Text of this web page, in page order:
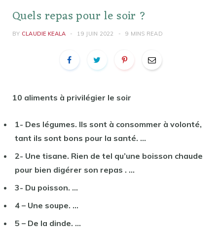
Quels repas pour le soir ?
BY CLAUDIE KEALA 19 JUIN 2022 9 MINS READ
10 aliments à privilégier le soir
1- Des légumes. Ils sont à consommer à volonté,
tant ils sont bons pour la santé. …
2- Une tisane. Rien de tel qu’une boisson chaude
pour bien digérer son repas . …
3- Du poisson. …
4 – Une soupe. …
5 – De la dinde. …